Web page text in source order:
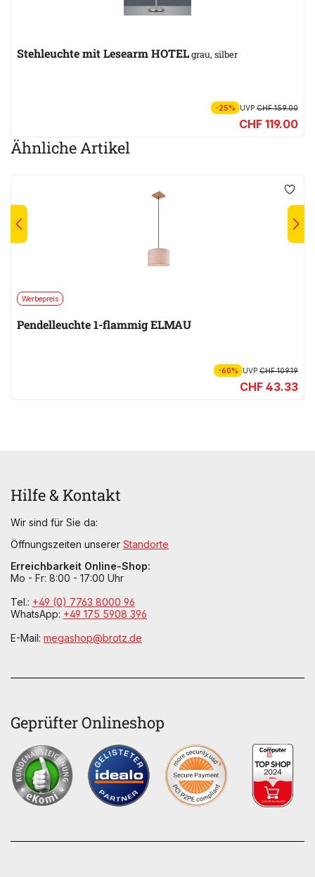
Stehleuchte mit Lesearm HOTELgrau, silber
-25% UVPCHF 159.00
CHF 119.00
Ähnliche Artikel
Werbepreis
Pendelleuchte 1-flammig ELMAU
-60% UVPCHF 109.19
CHF 43.33
Hilfe & Kontakt
Wir sind für Sie da:
Öffnungszeiten unserer Standorte
Erreichbarkeit Online-Shop:
Mo - Fr: 8:00 - 17:00 Uhr
Tel.: +49 (0) 7763 8000 96
WhatsApp: +49 175 5908 396
E-Mail: megashop@brotz.de
Geprüfter Onlineshop